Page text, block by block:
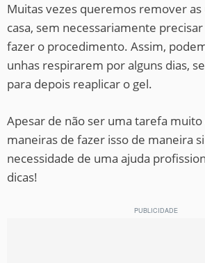
Muitas vezes queremos remover as
casa, sem necessariamente
fazer o procedimento. Assim,
unhas respirarem por alguns dias,
para depois reaplicar o gel.
Apesar de não ser uma tarefa muito
maneiras de fazer isso de maneira
necessidade de uma ajuda
dicas!